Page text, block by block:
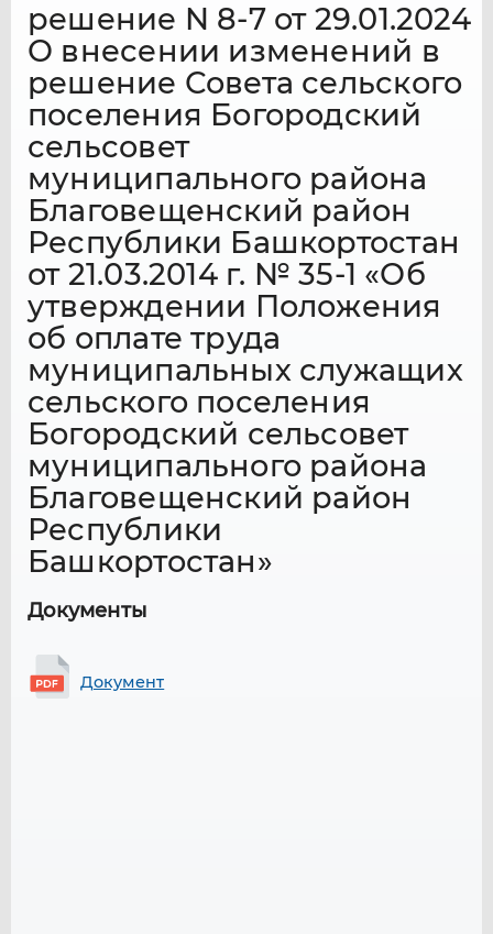
решение N 8-7 от 29.01.2024
О внесении изменений в
решение Совета сельского
поселения Богородский
сельсовет
муниципального района
Благовещенский район
Республики Башкортостан
от 21.03.2014 г. № 35-1 «Об
утверждении Положения
об оплате труда
муниципальных служащих
сельского поселения
Богородский сельсовет
муниципального района
Благовещенский район
Республики
Башкортостан»
Документы
Документ